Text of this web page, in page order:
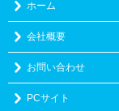
ホーム
会社概要
お問い合わせ
PCサイト